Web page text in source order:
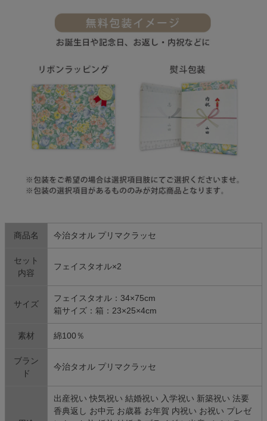
商品名 今治タオル プリマクラッセ
セット
内容
フェイスタオル×2
サイズ
フェイスタオル：34×75cm
箱サイズ：箱：23×25×4cm
素材 綿100％
ブラン
ド
今治タオル プリマクラッセ
出産祝い 快気祝い 結婚祝い 入学祝い 新築祝い 法要
香典返し お中元 お歳暮 お年賀 内祝い お祝い プレゼ